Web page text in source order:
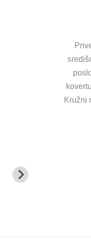
Kružni